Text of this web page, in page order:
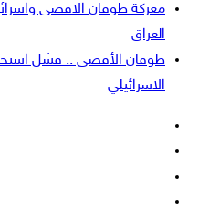
معركة طوفان الاقصى
العراق
طوفان الأقصى .. فشل
الاسرائيلي